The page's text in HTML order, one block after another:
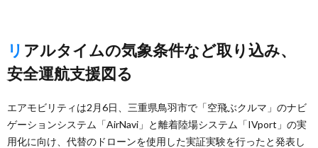
リアルタイムの気象条件など取り込み、
安全運航支援図る
エアモビリティは2月6日、三重県鳥羽市で「空飛ぶクルマ」のナビ
ゲーションシステム「AirNavi」と離着陸場システム「IVport」の実
用化に向け、代替のドローンを使用した実証実験を行ったと発表し